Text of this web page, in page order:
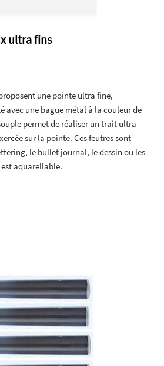
ultra fins
une pointe ultra fine,
avec une bague métal à la couleur de
permet de réaliser un trait ultra-
sur la pointe. Ces feutres sont
le bullet journal, le dessin ou les
aquarellable.